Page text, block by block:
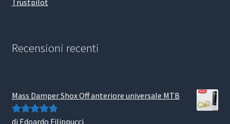
Trustpilot
Recensioni recenti
Mass Damper Shox Off anteriore universale MTB
Valutato5su
di Edoardo Filippucci